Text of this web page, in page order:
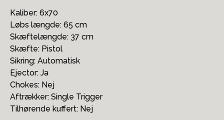
Kaliber: 6x70
Løbs længde: 65 cm
Skæftelængde: 37 cm
Skæfte: Pistol
Sikring: Automatisk
Ejector: Ja
Chokes: Nej
Aftrækker: Single Trigger
Tilhørende kuffert: Nej